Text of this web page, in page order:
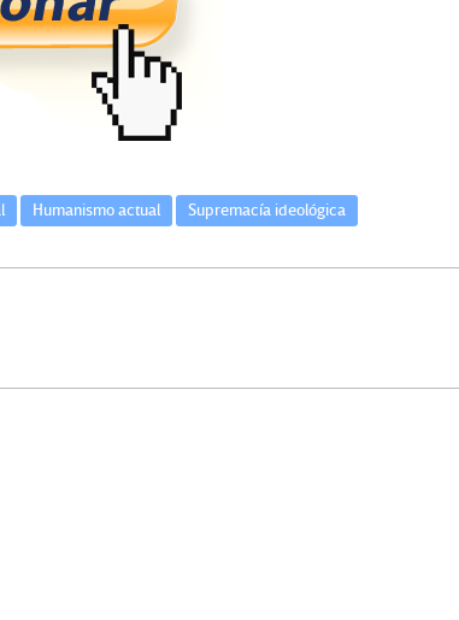
Humanismo actual Supremacía ideológica